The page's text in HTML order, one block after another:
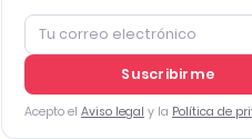
Suscribirme
Acepto el Aviso legal y la Política de